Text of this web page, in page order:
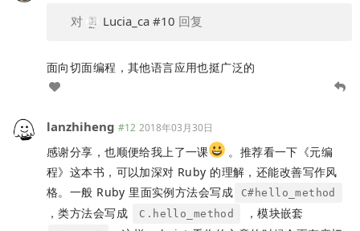
对 Lucia_ca #10 回复
面向切面编程，其他语言应用也挺广泛的
lanzhiheng #12 2018年03月30日
感谢分享，也顺便给我上了一课
。推荐看一下《元编
程》这本书，可以加深对 Ruby 的理解，还能改善写作风
格。一般 Ruby 里面实例方法会写成
C#hello_method
，类方法会写成 C.hello_method ，模块嵌套